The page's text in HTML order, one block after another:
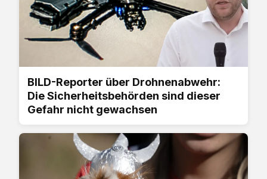
BILD-Reporter über Drohnenabwehr:
Die Sicherheitsbehörden sind dieser
Gefahr nicht gewachsen